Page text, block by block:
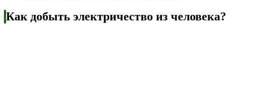
Как добыть электричество из человека?